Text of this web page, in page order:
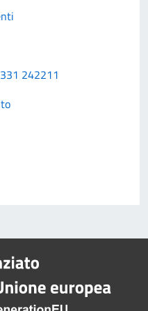
242211